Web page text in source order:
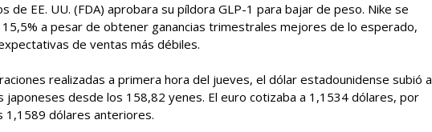
de EE. UU. (FDA) aprobara su píldora GLP-1 para bajar de peso. Nike se
a pesar de obtener ganancias trimestrales mejores de lo esperado,
de ventas más débiles.
realizadas a primera hora del jueves, el dólar estadounidense subió a
japoneses desde los 158,82 yenes. El euro cotizaba a 1,1534 dólares, por
1,1589 dólares anteriores.